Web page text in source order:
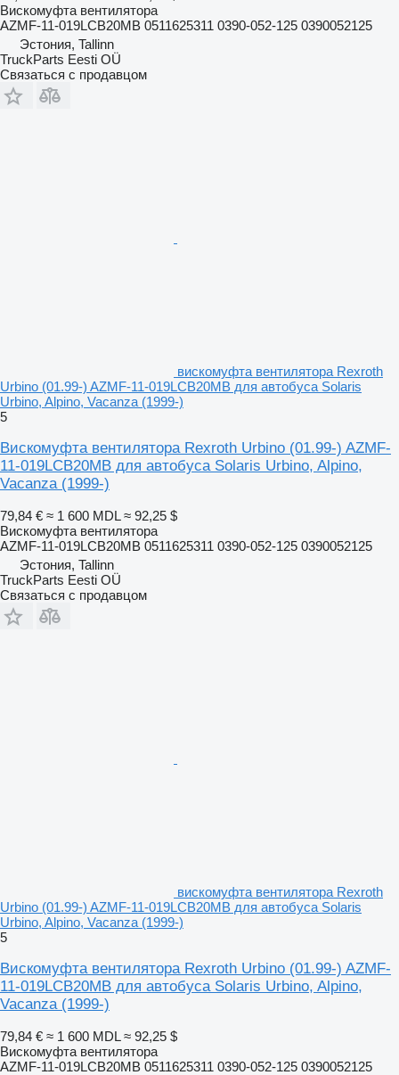
Вискомуфта вентилятора
AZMF-11-019LCB20MB 0511625311 0390-052-125 0390052125
Эстония, Tallinn
TruckParts Eesti OÜ
Связаться с продавцом
вискомуфта вентилятора Rexroth
Urbino (01.99-) AZMF-11-019LCB20MB для автобуса Solaris
Urbino, Alpino, Vacanza (1999-)
5
Вискомуфта вентилятора Rexroth Urbino (01.99-) AZMF-
11-019LCB20MB для автобуса Solaris Urbino, Alpino,
Vacanza (1999-)
79,84 € ≈ 1 600 MDL ≈ 92,25 $
Вискомуфта вентилятора
AZMF-11-019LCB20MB 0511625311 0390-052-125 0390052125
Эстония, Tallinn
TruckParts Eesti OÜ
Связаться с продавцом
вискомуфта вентилятора Rexroth
Urbino (01.99-) AZMF-11-019LCB20MB для автобуса Solaris
Urbino, Alpino, Vacanza (1999-)
5
Вискомуфта вентилятора Rexroth Urbino (01.99-) AZMF-
11-019LCB20MB для автобуса Solaris Urbino, Alpino,
Vacanza (1999-)
79,84 € ≈ 1 600 MDL ≈ 92,25 $
Вискомуфта вентилятора
AZMF-11-019LCB20MB 0511625311 0390-052-125 0390052125